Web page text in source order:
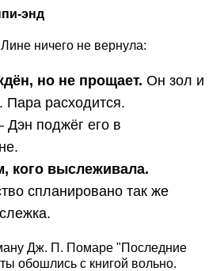
энд
ничего не вернула:
но не прощает. Он зол и
Пара расходится.
поджёг его в
кого выслеживала.
спланировано так же
Дж. П. Помаре "Последние
обошлись с книгой вольно.